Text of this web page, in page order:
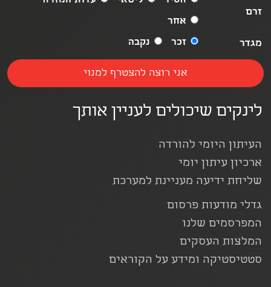
זרם
אחר
מגדר
זכר נקבה
לינקים שיכולים לעניין אותך
העיתון היומי להורדה
ארכיון עיתון יומי
שליחת ידיעה מעניינת למערכת
גדלי מודעות פרסום
המפרסמים שלנו
המלצות העסקים
סטטיסטיקה ומידע על הקוראים